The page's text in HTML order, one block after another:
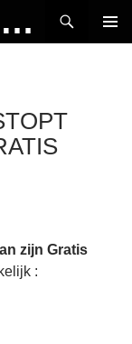
MAD Media Magazine
zijn Gratis
: